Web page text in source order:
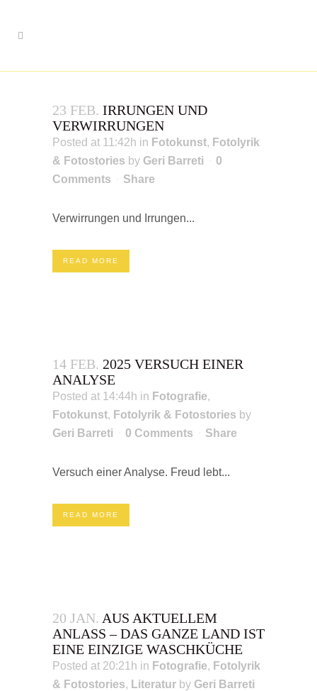
23 FEB. IRRUNGEN UND
VERWIRRUNGEN
Posted at 11:42h in Fotokunst, Fotolyrik
& Fotostories by Geri Barreti
0
Comments
Share
Verwirrungen und Irrungen...
READ MORE
14 FEB. 2025 VERSUCH EINER
ANALYSE
Posted at 14:44h in Fotografie,
Fotokunst, Fotolyrik & Fotostories by
Geri Barreti
0 Comments Share
Versuch einer Analyse. Freud lebt...
READ MORE
20 JAN. AUS AKTUELLEM
ANLASS – DAS GANZE LAND IST
EINE EINZIGE WASCHKÜCHE
Posted at 20:21h in Fotografie, Fotolyrik
& Fotostories, Literatur by Geri Barreti